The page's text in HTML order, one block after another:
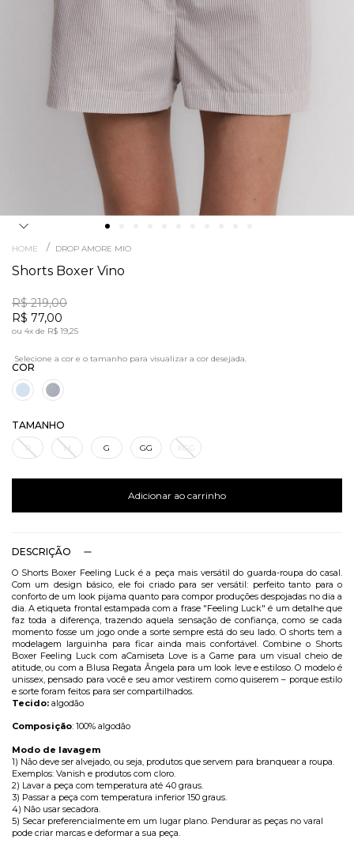
HOME / DROP AMORE MIO
Shorts Boxer Vino
R$ 219,00
R$ 77,00
ou 4x de R$ 19,25
COR
TAMANHO
P M G GG XGG
Adicionar ao carrinho
DESCRIÇÃO
O Shorts Boxer Feeling Luck é a peça mais versátil do guarda-roupa do casal.
Com um design básico, ele foi criado para ser versátil: perfeito tanto para o
conforto de um look pijama quanto para compor produções despojadas no dia a
dia. A etiqueta frontal estampada com a frase "Feeling Luck" é um detalhe que
faz toda a diferença, trazendo aquela sensação de confiança, como se cada
momento fosse um jogo onde a sorte sempre está do seu lado. O shorts tem a
modelagem larguinha para ficar ainda mais confortável. Combine o Shorts
Boxer Feeling Luck com aCamiseta Love is a Game para um visual cheio de
atitude, ou com a Blusa Regata Ângela para um look leve e estiloso. O modelo é
unissex, pensado para você e seu amor vestirem como quiserem – porque estilo
e sorte foram feitos para ser compartilhados.
Tecido: algodão
Composição: 100% algodão
Modo de lavagem
1) Não deve ser alvejado, ou seja, produtos que servem para branquear a roupa.
Exemplos: Vanish e produtos com cloro.
2) Lavar a peça com temperatura até 40 graus.
3) Passar a peça com temperatura inferior 150 graus.
4) Não usar secadora.
5) Secar preferencialmente em um lugar plano. Pendurar as peças no varal
pode criar marcas e deformar a sua peça.